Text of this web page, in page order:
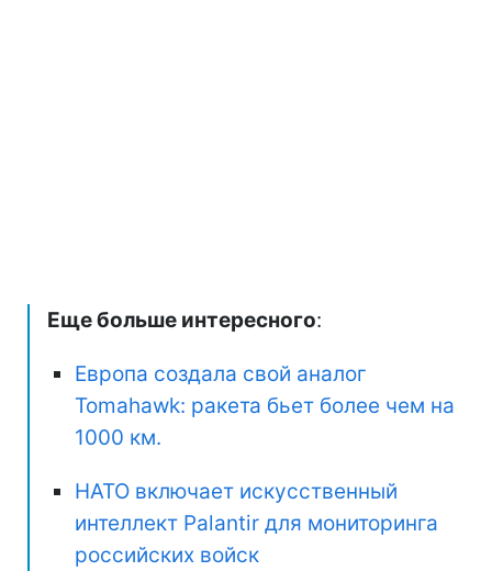
Еще больше интересного:
Европа создала свой аналог
Tomahawk: ракета бьет более чем на
1000 км.
НАТО включает искусственный
интеллект Palantir для мониторинга
российских войск